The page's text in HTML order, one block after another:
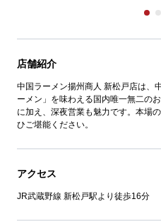
店舗紹介
中国ラーメン揚州商人 新松戸店は、
ーメン」を味わえる国内唯一無二の
に加え、深夜営業も魅力です。本場
ひご堪能ください。
アクセス
JR武蔵野線 新松戸駅より徒歩16分